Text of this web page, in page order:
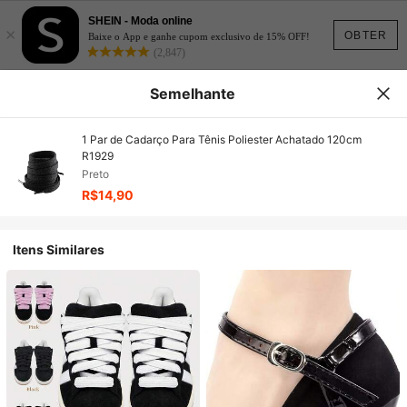
OBTER
×
SHEIN - Moda online
Baixe o App e ganhe cupom exclusivo de 15% OFF!
(2,847)
Semelhante
1 Par de Cadarço Para Tênis Poliester Achatado 120cm
R1929
Preto
R$14,90
Itens Similares